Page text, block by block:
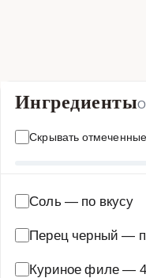
Ингредиенты
Скрывать отмеченные
Соль — по вкусу
Перец черный —
Куриное филе—